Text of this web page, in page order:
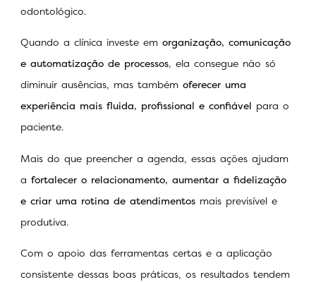
odontológico.
Quando a clínica investe em organização, comunicação
e automatização de processos, ela consegue não só
diminuir ausências, mas também oferecer uma
experiência mais fluida, profissional e confiável para o
paciente.
Mais do que preencher a agenda, essas ações ajudam
a fortalecer o relacionamento, aumentar a fidelização
e criar uma rotina de atendimentos mais previsível e
produtiva.
Com o apoio das ferramentas certas e a aplicação
consistente dessas boas práticas, os resultados tendem